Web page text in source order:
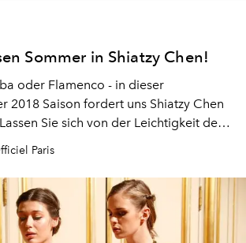
Sommer in Shiatzy Chen!
oder Flamenco - in dieser
2018 Saison fordert uns Shiatzy Chen
Sie sich von der Leichtigkeit des
und Sie werden sehen - stillsitzen
Paris